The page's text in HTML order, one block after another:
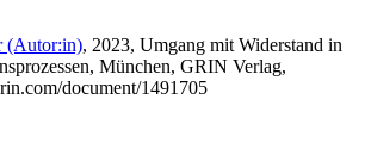
(Autor:in), 2023, Umgang mit Widerstand in
München, GRIN Verlag,
document/1491705